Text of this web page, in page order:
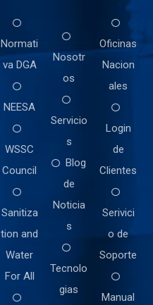
Normati
va DGA
NEESA
WSSC
Council
Sanitiza
tion and
Water
For All
Nosotr
os
Servicio
s
Blog
de
Noticia
s
Tecnolo
gias
Oficinas
Nacion
ales
Login
de
Clientes
Serivici
o de
Soporte
Manual